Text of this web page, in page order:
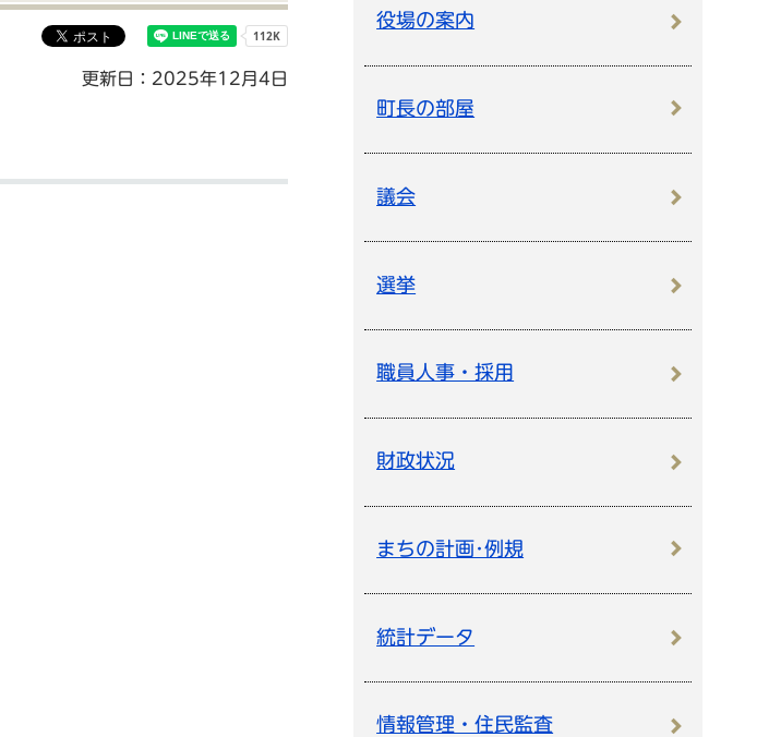
地域活動・男女共同参画 申請書ダウンロード
更新日：2025年12月4日
役場の案内
町長の部屋
議会
選挙
職員人事・採用
財政状況
まちの計画･例規
統計データ
情報管理・住民監査